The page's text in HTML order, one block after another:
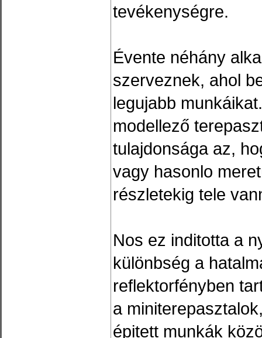
tevékenységre.
Évente néhány
szerveznek, ahol
legujabb
modellező
tulajdonsága az,
vagy hasonlo
részletekig tele
Nos ez inditotta a
különbség a
reflektorfényben
a
épitett munkák